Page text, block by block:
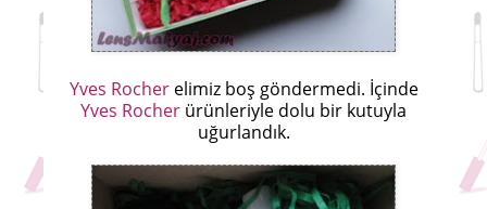
Yves Rocherelimiz boş göndermedi. İçinde
Yves Rocher ürünleriyle dolu bir kutuyla
uğurlandık.